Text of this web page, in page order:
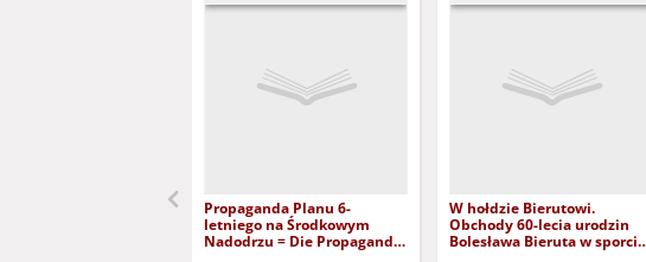
Propaganda Planu 6-
letniego na Środkowym
Nadodrzu = Die Propaganda
W hołdzie Bierutowi.
Obchody 60-lecia urodzin
Bolesława Bieruta w sporcie